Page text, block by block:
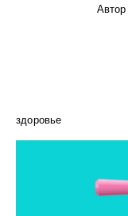
Автор
здоровье